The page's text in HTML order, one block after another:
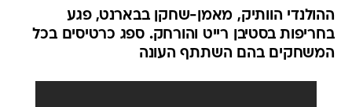
ההולנדי הוותיק, מאמן-שחקן בבארנט, פגע
בחריפות בסטיבן רייט והורחק. ספג כרטיסים בכל
המשחקים בהם השתתף העונה